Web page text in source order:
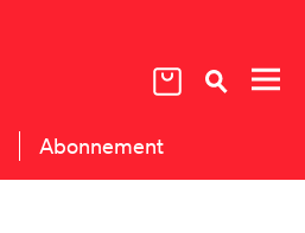
Abonnement